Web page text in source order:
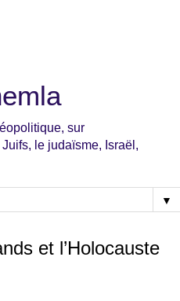
sur
le judaïsme, Israël,
▼
et l’Holocauste